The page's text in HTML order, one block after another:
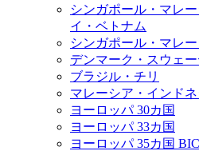
シンガポール・マレ
イ・ベトナム
シンガポール・マレ
デンマーク・スウェ
ブラジル・チリ
マレーシア・インド
ヨーロッパ 30カ国
ヨーロッパ 33カ国
ヨーロッパ 35カ国